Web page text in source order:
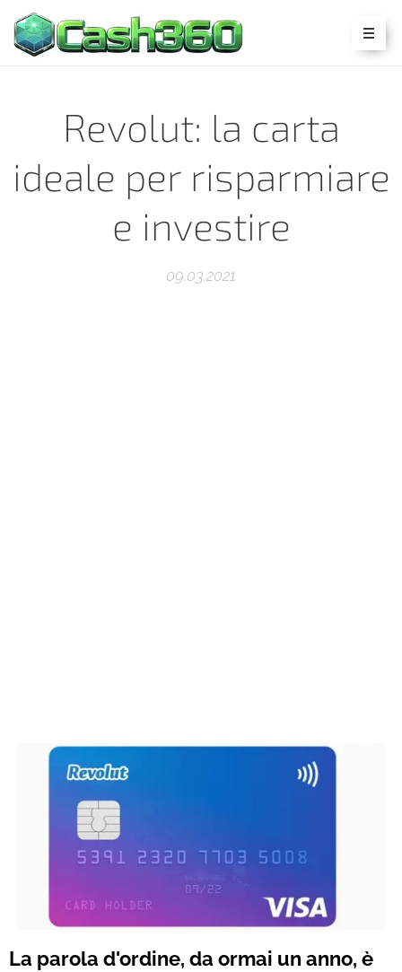
Revolut: la carta
ideale per risparmiare
e investire
09.03.2021
La parola d'ordine, da ormai un anno, è